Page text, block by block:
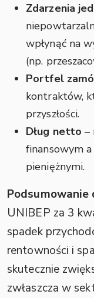
Zdarzenia
wpłynąć na
(np.
Portfel
kontraktów,
przyszłości.
Dług netto –
finansowym
pieniężnymi.
UNIBEP za 3
spadek
rentowności i
skutecznie
zwłaszcza w